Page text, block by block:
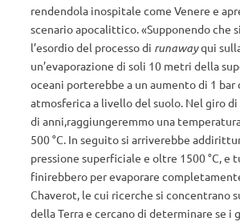
rendendola inospitale come Venere e
scenario apocalittico. «Supponendo che
l’esordio del processo di runawayqui
un’evaporazione di soli 10 metri della
oceani porterebbe a un aumento di 1 bar
atmosferica a livello del suolo. Nel giro
di anni,raggiungeremmo una
500 °C. In seguito si arriverebbe
pressione superficiale e oltre 1500 °C, e
finirebbero per evaporare
Chaverot, le cui ricerche si concentrano
della Terra e cercano di determinare se i